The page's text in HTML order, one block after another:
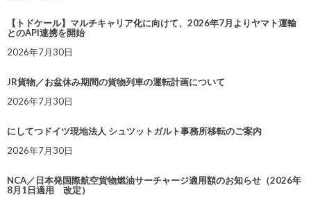
【トドケール】マルチキャリア化に向けて、2026年7月よりヤマト運輸
とのAPI連携を開始
2026年7月30日
JR貨物／お盆休み期間の貨物列車の運転計画について
2026年7月30日
にしてつドイツ現地法人 シュツットガルト事務所移転のご案内
2026年7月30日
NCA／日本発国際航空貨物燃油サーチャージ適用額のお知らせ（2026年
8月1日適用 改定）